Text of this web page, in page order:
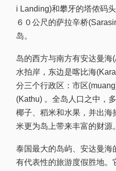
i Landing)和攀牙的塔侬码
６０公尺的萨拉辛桥
岛。
岛的西方与南方有安达曼
水拍岸，东边是喀比海
分三个行政区：市区
(Kathu) 。全岛人口之中，
椰子、稻米和水果，并出海
米更为岛上带来丰富的财源。
泰国最大的岛屿、安达曼海
有代表性的旅游度假胜地